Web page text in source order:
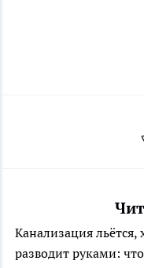
Канализация льётся,
разводит руками: